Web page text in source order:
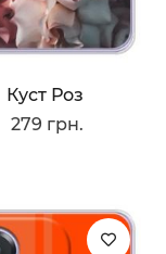
Куст Роз
279 грн.